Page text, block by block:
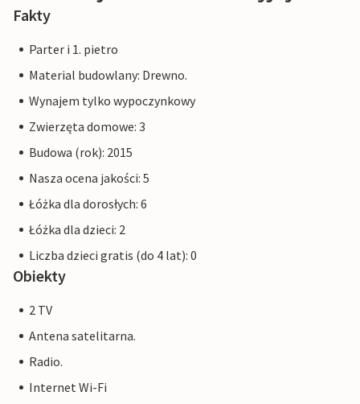
plażowej, szkółkami żeglarskimi i surfingowymi, dzięki
którym zabawa i gry są gwarantowane.
promenady w różnych restauracjach lub restauracjach
rybnych i dobrze się bawić. Jeśli jesteś wędkarzem, możesz
również spróbować swoich sił na brzegu lub podczas
Oprócz pięknej miejscowości Altefähr warto również
odkryć wyspę. Wypożycz rowery w wiosce i odkryj wiele
dobrze oznakowanych ścieżek rowerowych. Znana ścieżka
zabytków wyspy i obiecuje świetną zabawę.
Fakty
Parter i 1. pietro
Material budowlany: Drewno.
Wynajem tylko wypoczynkowy
Zwierzęta domowe: 3
Budowa (rok): 2015
Nasza ocena jakości: 5
Łóżka dla dorosłych: 6
Łóżka dla dzieci: 2
Liczba dzieci gratis (do 4 lat): 0
Obiekty
2 TV
Antena satelitarna.
Radio.
Internet Wi-Fi